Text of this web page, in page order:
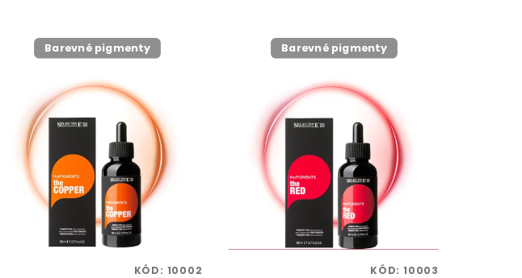
Barevné pigmenty
KÓD: 10002
Barevné pigmenty
KÓD: 10003